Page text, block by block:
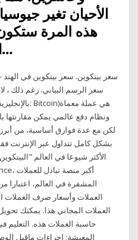
اﻷحيان تغير
هذه المرة
السابقة، وتزامن أكبر…
ونظام دفع عالمي يمكن مقارنتها
لكن مع عدة فوارق أساسية، من
بشكل كامل تتداول عبر الإنترنت
العملات وأسعار صرف العملات
العملات المجاني هذا. يمكنك
حاسبة العملات هذه. التعليم
المعيشة; اجراءات ماقبل